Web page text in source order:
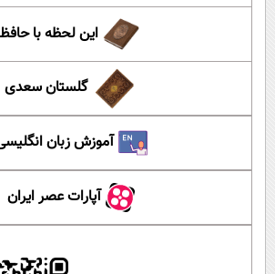
این لحظه با حافظ
گلستان سعدی
آموزش زبان
آپارات عصر ایران